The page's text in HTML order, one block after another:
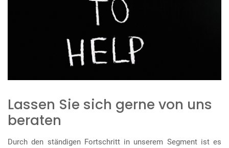
Lassen Sie sich gerne von uns
beraten
Durch den ständigen Fortschritt in unserem Segment ist es